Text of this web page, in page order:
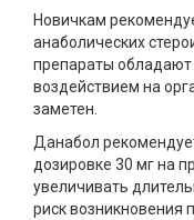
Новичкам
анаболических
препараты
воздействием на
заметен.
Данабол
дозировке 30 мг на
увеличивать
риск возникновения